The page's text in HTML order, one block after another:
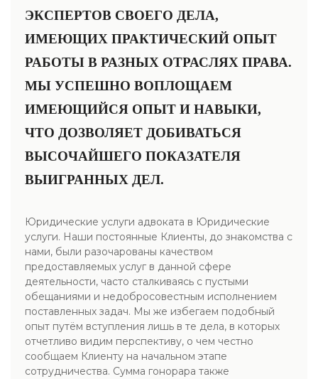
ЭКСПЕРТОВ СВОЕГО ДЕЛА,
ИМЕЮЩИХ ПРАКТИЧЕСКИЙ ОПЫТ
РАБОТЫ В РАЗНЫХ ОТРАСЛЯХ ПРАВА.
МЫ УСПЕШНО ВОПЛОЩАЕМ
ИМЕЮЩИЙСЯ ОПЫТ И НАВЫКИ,
ЧТО ДОЗВОЛЯЕТ ДОБИВАТЬСЯ
ВЫСОЧАЙШЕГО ПОКАЗАТЕЛЯ
ВЫИГРАННЫХ ДЕЛ.
Юридические услуги адвоката в Юридические
услуги. Наши постоянные Клиенты, до знакомства с
нами, были разочарованы качеством
предоставляемых услуг в данной сфере
деятельности, часто сталкиваясь с пустыми
обещаниями и недобросовестным исполнением
поставленных задач. Мы же избегаем подобный
опыт путём вступления лишь в те дела, в которых
отчетливо видим перспективу, о чем честно
сообщаем Клиенту на начальном этапе
сотрудничества. Сумма гонорара также